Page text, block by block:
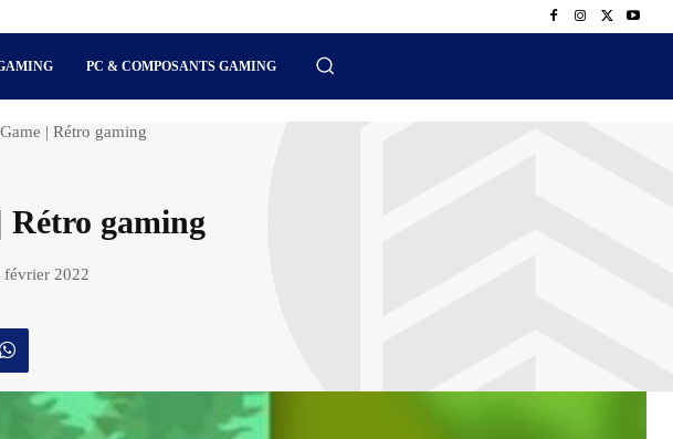
PC & COMPOSANTS GAMING
| Rétro gaming
gaming
février 2022